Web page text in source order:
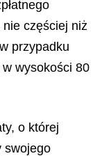
częściej niż
przypadku
w wysokości 80
o której
swojego